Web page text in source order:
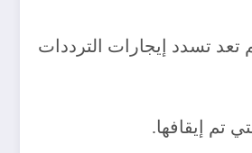
تسدد إيجارات الترددات
تم إيقافها.